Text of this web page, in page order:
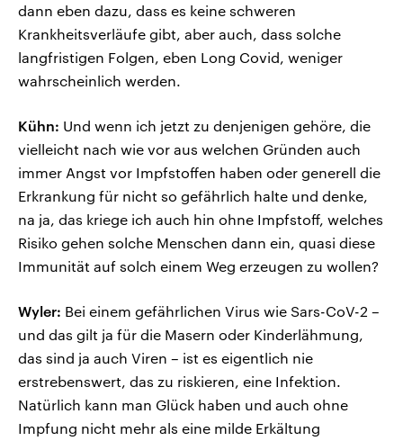
dann eben dazu, dass es keine schweren
Krankheitsverläufe gibt, aber auch, dass solche
langfristigen Folgen, eben Long Covid, weniger
wahrscheinlich werden.
Kühn: Und wenn ich jetzt zu denjenigen gehöre, die
vielleicht nach wie vor aus welchen Gründen auch
immer Angst vor Impfstoffen haben oder generell die
Erkrankung für nicht so gefährlich halte und denke,
na ja, das kriege ich auch hin ohne Impfstoff, welches
Risiko gehen solche Menschen dann ein, quasi diese
Immunität auf solch einem Weg erzeugen zu wollen?
Wyler: Bei einem gefährlichen Virus wie Sars-CoV-2 –
und das gilt ja für die Masern oder Kinderlähmung,
das sind ja auch Viren – ist es eigentlich nie
erstrebenswert, das zu riskieren, eine Infektion.
Natürlich kann man Glück haben und auch ohne
Impfung nicht mehr als eine milde Erkältung